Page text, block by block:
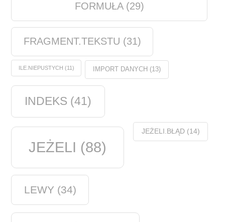
FORMUŁA(29)
FRAGMENT.TEKSTU (31)
ILE.NIEPUSTYCH (11) IMPORT DANYCH(13)
INDEKS (41)
JEŻELI (88)
JEŻELI.BŁĄD(14)
LEWY (34)